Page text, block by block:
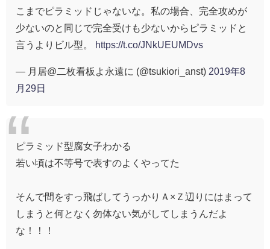
こまでピラミッドじゃないな。私の場合、完全攻めが
少ないのと同じで完全受けも少ないからピラミッドと
言うよりビル型。
https://t.co/JNkUEUMDvs
— 月居@二枚看板よ永遠に (@tsukiori_anst) 2019年8
月29日
ピラミッド型腐女子わかる
若い頃は不等号で表すのよくやってた
そんで間をすっ飛ばしてうっかりＡ×Ｚ辺りにはまって
しまうと何となく勿体ない気がしてしまうんだよ
な！！！